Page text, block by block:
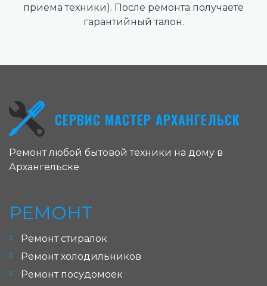
приема техники). После ремонта получаете
гарантийный талон.
СЕРВИС МАСТЕР АРХАНГЕЛЬСК
Ремонт любой бытовой техники на дому в
Архангельске
РЕМОНТ
Ремонт стиралок
Ремонт холодильников
Ремонт посудомоек